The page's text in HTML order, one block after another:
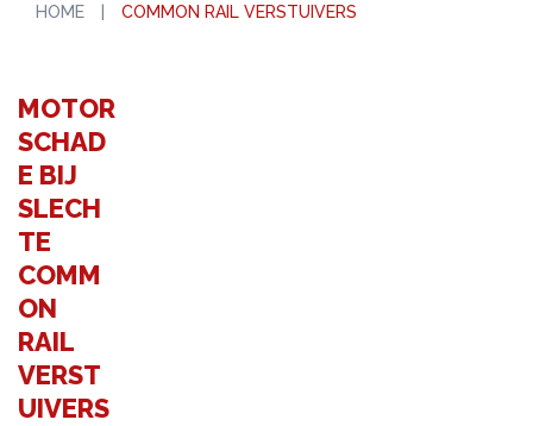
HOME COMMON RAIL VERSTUIVERS
MOTOR
SCHAD
E BIJ
SLECH
TE
COMM
ON
RAIL
VERST
UIVERS